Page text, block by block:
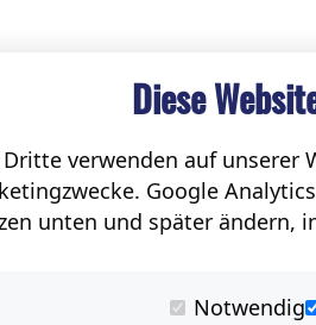
Diese
verwenden auf unserer
Google
unten und später ändern,
Notwendig